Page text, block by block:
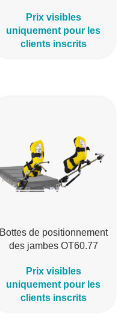
Prix visibles
uniquement pour les
clients inscrits
Bottes de positionnement
des jambes OT60.77
Prix visibles
uniquement pour les
clients inscrits